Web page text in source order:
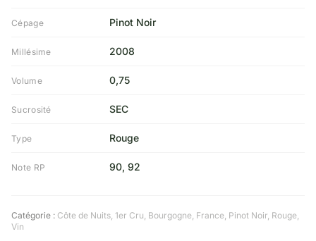
Cépage Pinot Noir
Millésime 2008
Volume 0,75
Sucrosité SEC
Type Rouge
Note RP 90, 92
Catégorie : Côte de Nuits, 1er Cru, Bourgogne, France, Pinot Noir, Rouge,
Vin